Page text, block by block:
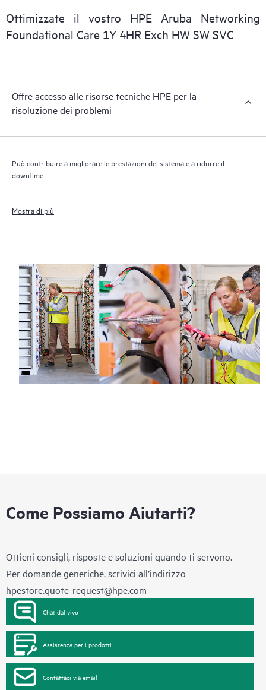
consentire a tutto il personale IT del cliente di reperire le
informazioni commerciali essenziali.
Ottimizzate il vostro HPE Aruba Networking
Foundational Care 1Y 4HR Exch HW SW SVC
Offre accesso alle risorse tecniche HPE per la
risoluzione dei problemi
Può contribuire a migliorare le prestazioni del sistema e a ridurre il
downtime
Mostra di più
Come Possiamo Aiutarti?
Ottieni consigli, risposte e soluzioni quando ti servono.
Per domande generiche, scrivici all’indirizzo
hpestore.quote-request@hpe.com
Chat dal vivo
Assistenza per i prodotti
Contattaci via email